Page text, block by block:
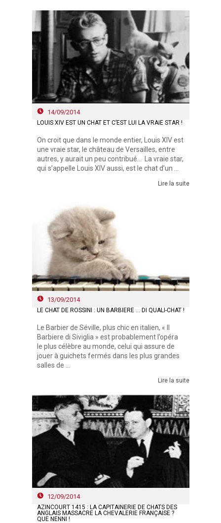
14/09/2014
LOUIS XIV EST UN CHAT ET C’EST LUI LA VRAIE STAR !
On croit que dans le monde entier, Louis XIV est
une vraie star, le château de Versailles, entre
autres, y aurait un peu contribué… La vraie star,
qui s’appelle Louis XIV aussi, est le chat d’un ...
Lire la suite
13/09/2014
LE CHAT DE ROSSINI : UN BARBIERE ... DI QUALI-CHAT !
Le Barbier de Séville, plus chic en italien, « Il
Barbiere di Siviglia » est probablement l’opéra
le plus célèbre au monde, celui qui assure de
jouer à guichets fermés dans les plus grandes
salles de ...
Lire la suite
12/09/2014
AZINCOURT 1415 : LA CAPITAINERIE DE CHATS DES
ANGLAIS MASSACRE LA CHEVALERIE FRANÇAISE ?
QUE NENNI !